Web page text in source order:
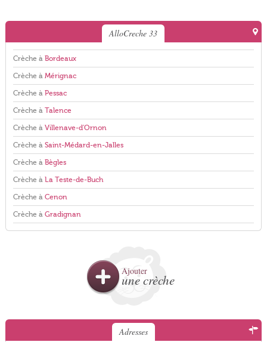
AlloCreche 33
Crèche à Bordeaux
Crèche à Mérignac
Crèche à Pessac
Crèche à Talence
Crèche à Villenave-d'Ornon
Crèche à Saint-Médard-en-Jalles
Crèche à Bègles
Crèche à La Teste-de-Buch
Crèche à Cenon
Crèche à Gradignan
Ajouter
une crèche
Adresses